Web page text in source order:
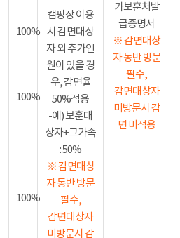
가보훈처발
급증명서
※ 감면대상
자 동반 방문
필수,
감면대상자
미방문시 감
면 미적용
100%
캠핑장 이용
시 감면대상
자 외 추가인
원이 있을 경
우, 감면율
50%적용
-예) 보훈대
상자+그가족
: 50%
※ 감면대상
자 동반 방문
필수,
감면대상자
미방문시 감
100%
100%